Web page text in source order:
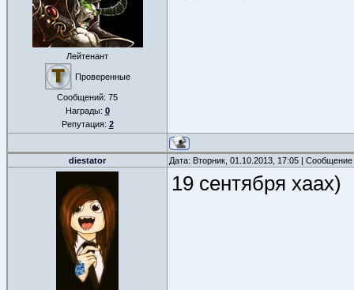
Лейтенант
Проверенные
Сообщений: 75
Награды: 0
Репутация: 2
diestator Дата: Вторник, 01.10.2013, 17:05 |
19 сентября хаах)